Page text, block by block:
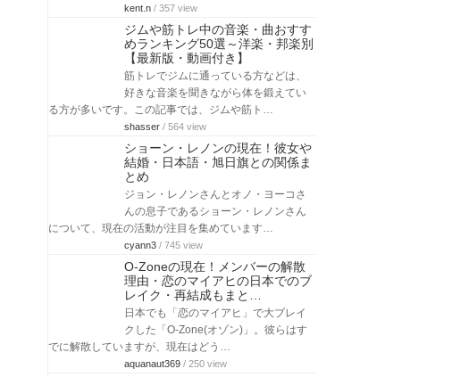
kent.n / 357 view
ジムや筋トレ中の音楽・曲おすす
めランキング50選～洋楽・邦楽別
【最新版・動画付き】
筋トレでジムに通っている方などは、
好きな音楽を聞きながら体を鍛えてい
る方が多いです。この記事では、ジムや筋ト…
shasser / 564 view
ショーン・レノンの現在！彼女や
結婚・日本語・旭日旗との関係ま
とめ
ジョン・レノンさんとオノ・ヨーコさ
んの息子であるショーン・レノンさん
について、現在の活動が注目を集めています…
cyann3 / 745 view
O-Zoneの現在！メンバーの解散
理由・恋のマイアヒの日本でのブ
レイク・再結成もまと…
日本でも「恋のマイアヒ」で大ブレイ
クした「O-Zone(オゾン)」。彼らはす
でに解散していますが、現在はどう…
aquanaut369 / 250 view